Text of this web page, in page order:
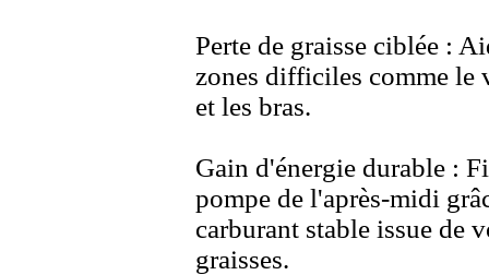
Perte de graisse ciblée :
zones difficiles comme le
et les bras.
Gain d'énergie durable :
pompe de l'après-midi
carburant stable issue de
graisses.